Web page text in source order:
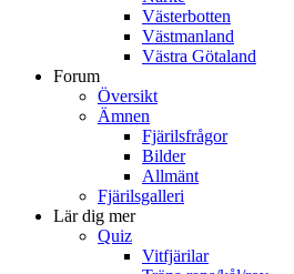
Västerbotten
Västmanland
Västra Götaland
Forum
Översikt
Ämnen
Fjärilsfrågor
Bilder
Allmänt
Fjärilsgalleri
Lär dig mer
Quiz
Vitfjärilar